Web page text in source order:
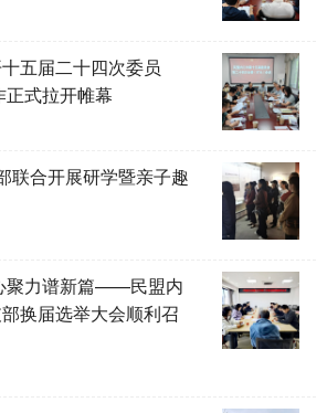
五届二十四次委员
正式拉开帷幕
联合开展研学暨亲子趣
聚力谱新篇——民盟内
换届选举大会顺利召